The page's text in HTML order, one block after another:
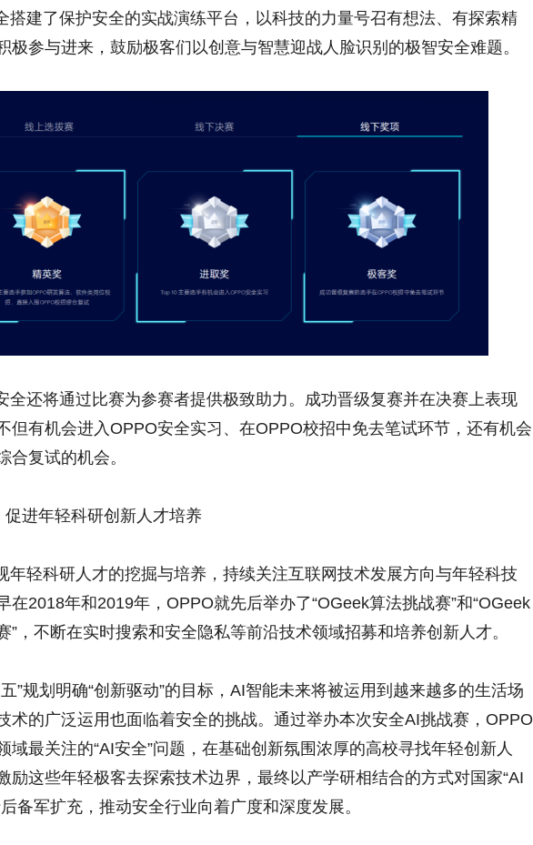
搭建了保护安全的实战演练平台，以科技的力量号召有想法、有探索精
极参与进来，鼓励极客们以创意与智慧迎战人脸识别的极智安全难题。
全还将通过比赛为参赛者提供极致助力。成功晋级复赛并在决赛上表现
但有机会进入OPPO安全实习、在OPPO校招中免去笔试环节，还有机会
合复试的机会。
促进年轻科研创新人才培养
年轻科研人才的挖掘与培养，持续关注互联网技术发展方向与年轻科技
在2018年和2019年，OPPO就先后举办了“OGeek算法挑战赛”和“OGeek
”，不断在实时搜索和安全隐私等前沿技术领域招募和培养创新人才。
”规划明确“创新驱动”的目标，AI智能未来将被运用到越来越多的生活场
术的广泛运用也面临着安全的挑战。通过举办本次安全AI挑战赛，OPPO
域最关注的“AI安全”问题，在基础创新氛围浓厚的高校寻找年轻创新人
励这些年轻极客去探索技术边界，最终以产学研相结合的方式对国家“AI
备军扩充，推动安全行业向着广度和深度发展。